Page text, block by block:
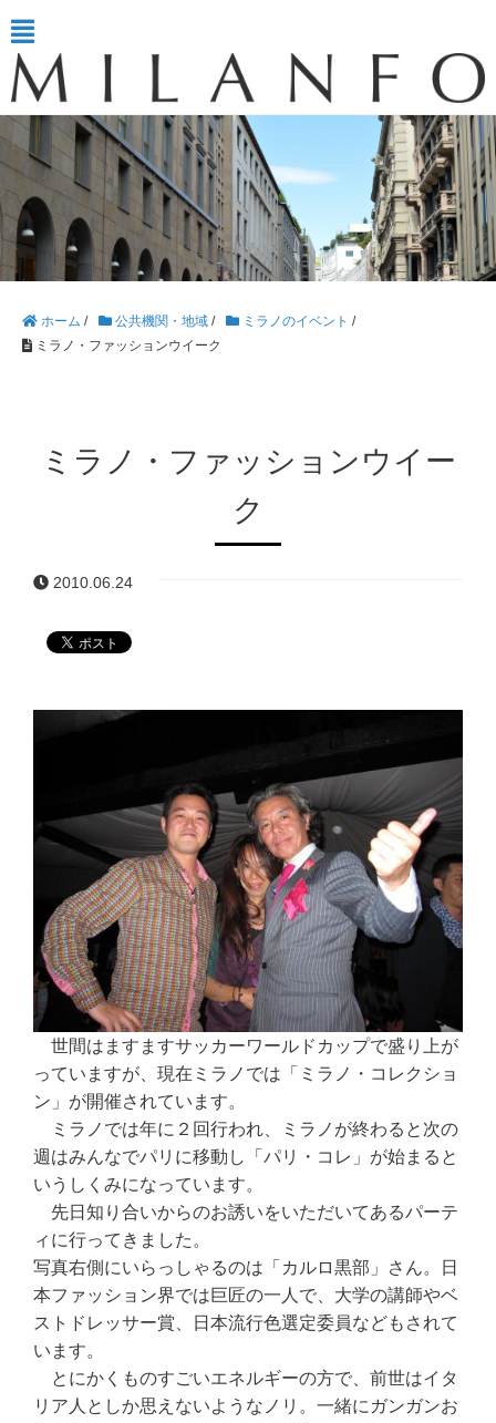
ホーム / 公共機関・地域 / ミラノのイベント /
ミラノ・ファッションウイーク
ミラノ・ファッションウイー
ク
2010.06.24
世間はますますサッカーワールドカップで盛り上が
っていますが、現在ミラノでは「ミラノ・コレクショ
ン」が開催されています。
ミラノでは年に２回行われ、ミラノが終わると次の
週はみんなでパリに移動し「パリ・コレ」が始まると
いうしくみになっています。
先日知り合いからのお誘いをいただいてあるパーテ
ィに行ってきました。
写真右側にいらっしゃるのは「カルロ黒部」さん。日
本ファッション界では巨匠の一人で、大学の講師やベ
ストドレッサー賞、日本流行色選定委員などもされて
います。
とにかくものすごいエネルギーの方で、前世はイタ
リア人としか思えないようなノリ。一緒にガンガンお